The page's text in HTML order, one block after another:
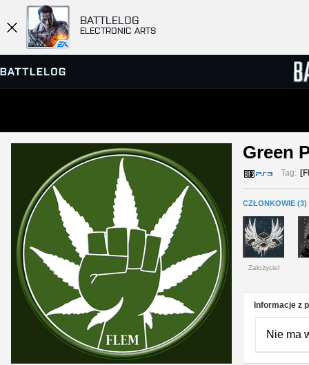
BATTLELOG
ELECTRONIC ARTS
PRZEGLĄDARKA SERWERÓW
GRY
Green
Tag:
CZŁONKOWIE (3)
Założyciel
Informacje z
Nie ma